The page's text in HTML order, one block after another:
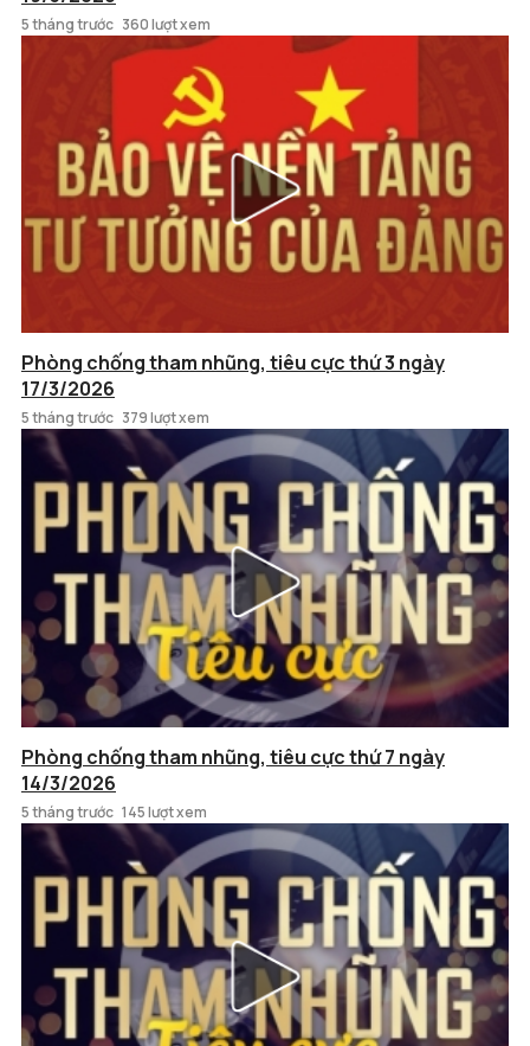
5 tháng trước 360 lượt xem
Phòng chống tham nhũng, tiêu cực thứ 3 ngày
17/3/2026
5 tháng trước 379 lượt xem
Phòng chống tham nhũng, tiêu cực thứ 7 ngày
14/3/2026
5 tháng trước 145 lượt xem